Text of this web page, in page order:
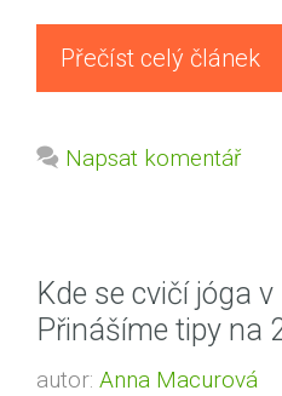
Přečíst celý článek
Napsat komentář
Kde se cvičí jóga v
Přinášíme tipy na
autor: Anna Macurová